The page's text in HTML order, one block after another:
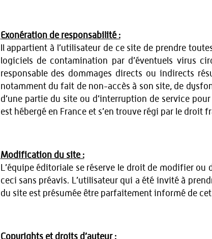
Exonération de responsabilité :
Il appartient à l’utilisateur de ce site de prendre
logiciels de contamination par d’éventuels virus
responsable des dommages directs ou indirects
notamment du fait de non-accès à son site, de
d’une partie du site ou d’interruption de service
est hébergé en France et s’en trouve régi par le droit
Modification du site :
L’équipe éditoriale se réserve le droit de modifier
ceci sans préavis. L’utilisateur qui a été invité à
du site est présumée être parfaitement informé de
Copyrights et droits d’auteur :